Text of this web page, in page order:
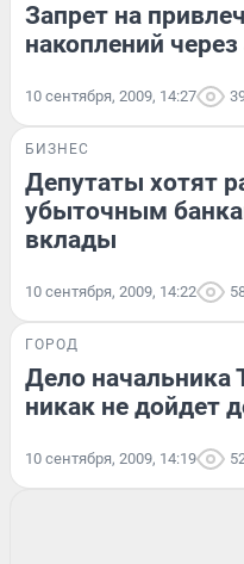
Запрет на
накоплений
10 сентября, 2009, 14:27
БИЗНЕС
Депутаты хотят
убыточным
вклады
10 сентября, 2009, 14:22
ГОРОД
Дело начальника
никак не дойдет
10 сентября, 2009, 14:19